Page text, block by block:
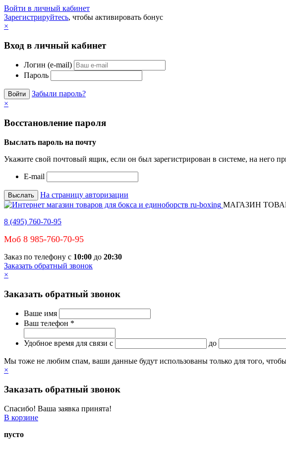
Войти в личный кабинет
Зарегистрируйтесь, чтобы активировать бонус
×
Вход в личный кабинет
Логин (e-mail)
Пароль
Забыли пароль?
×
Восстановление пароля
Выслать пароль на почту
Укажите свой почтовый ящик, если он был зарегистрирован в системе, на него
E-mail
На страницу авторизации
МАГАЗИН
8 (495) 760-70-95
Моб 8 985-760-70-95
Заказ по телефону с 10:00 до 20:30
Заказать обратный звонок
×
Заказать обратный звонок
Ваше имя
Ваш телефон *
Удобное время для связи c до
Мы тоже не любим спам, ваши данные будут использованы только для того,
×
Заказать обратный звонок
Спасибо! Ваша заявка принята!
В корзине
пусто